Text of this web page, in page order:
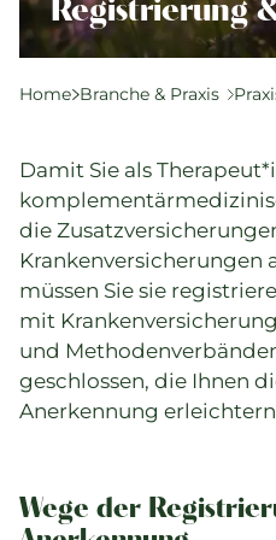
Praxisführung
Bildung
Karriere & Jobs
Aktuelle
Aktuelles
Suchverzeichnisse
Registrierung
Home Branche & Praxis
Damit Sie als
die
Krankenversicherungen
müssen Sie sie
mit
und
geschlossen, die Ihnen
Anerkennung
Wege der